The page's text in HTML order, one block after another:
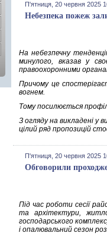
П'ятниця, 20 червня 2025
Небезпека пожеж
На небезпечну
минулого, вказав у
правоохоронними
Причому це
вогнем.
Тому посилюється
З огляду на викладені у
цілий ряд пропозицій
П'ятниця, 20 червня 2025
Обговорили
Під час роботи сесії
та архітектури,
господарського
і опалювальний сезон